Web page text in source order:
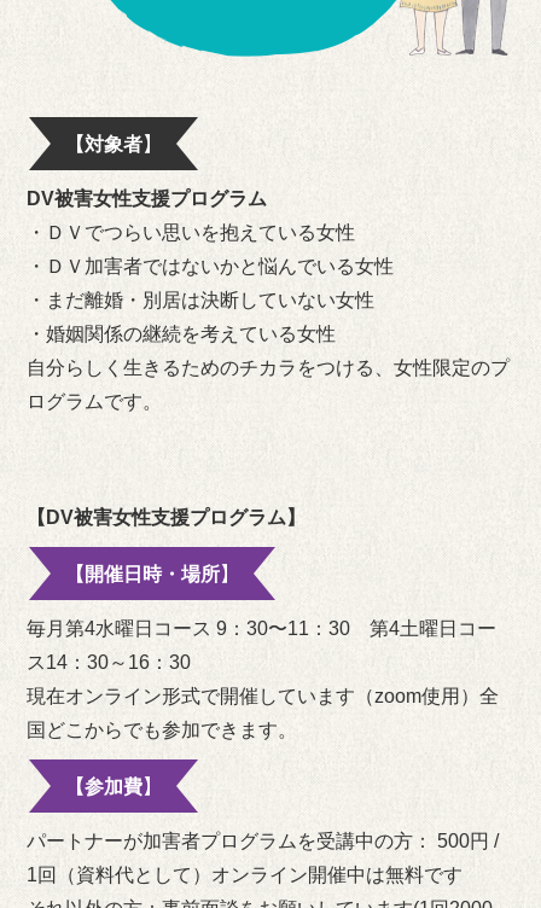
【対象者】
DV被害女性支援プログラム
・ＤＶでつらい思いを抱えている女性
・ＤＶ加害者ではないかと悩んでいる女性
・まだ離婚・別居は決断していない女性
・婚姻関係の継続を考えている女性
自分らしく生きるためのチカラをつける、女性限定のプ
ログラムです。
【DV被害女性支援プログラム】
【開催日時・場所】
毎月第4水曜日コース 9：30〜11：30 第4土曜日コー
ス14：30～16：30
現在オンライン形式で開催しています（zoom使用）全
国どこからでも参加できます。
【参加費】
パートナーが加害者プログラムを受講中の方：500円 /
1回（資料代として）オンライン開催中は無料です